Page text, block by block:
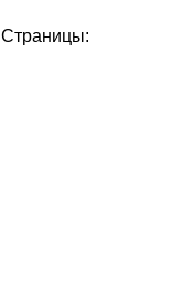
Страницы: